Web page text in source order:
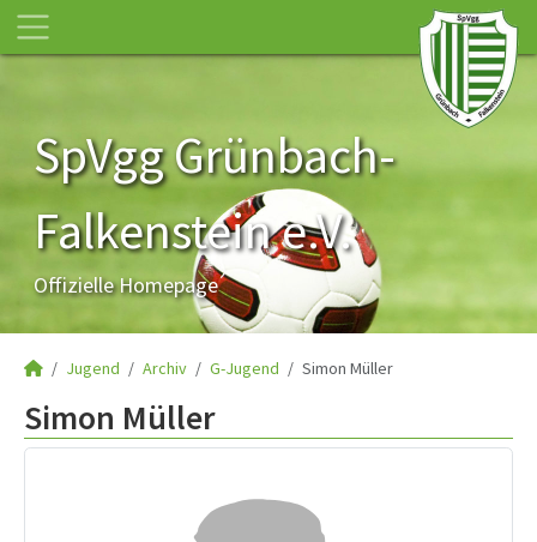
SpVgg Grünbach-
Falkenstein e.V.
Offizielle Homepage
Jugend Archiv G-Jugend Simon Müller
Simon Müller